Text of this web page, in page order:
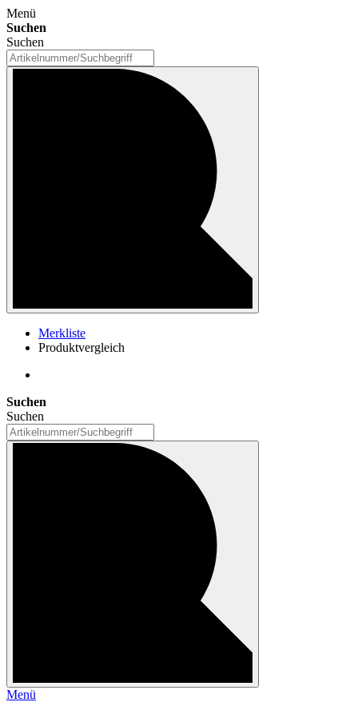
Menü
Suchen
Suchen
Merkliste
Produktvergleich
Suchen
Suchen
Menü